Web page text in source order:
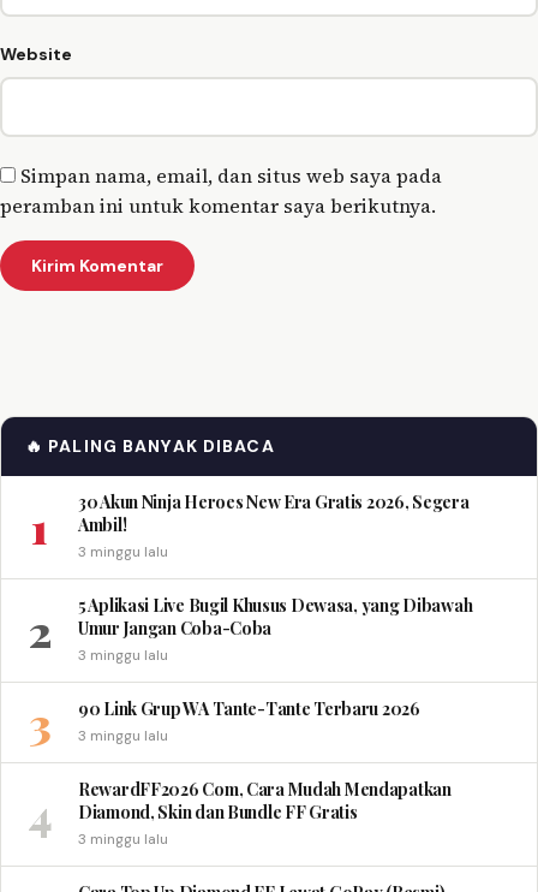
Website
Simpan nama, email, dan situs web saya pada
peramban ini untuk komentar saya berikutnya.
🔥 PALING BANYAK DIBACA
1
30 Akun Ninja Heroes New Era Gratis 2026, Segera
Ambil!
3 minggu lalu
2
5 Aplikasi Live Bugil Khusus Dewasa, yang Dibawah
Umur Jangan Coba-Coba
3 minggu lalu
3 90 Link Grup WA Tante-Tante Terbaru 2026
3 minggu lalu
4
RewardFF2026 Com, Cara Mudah Mendapatkan
Diamond, Skin dan Bundle FF Gratis
3 minggu lalu